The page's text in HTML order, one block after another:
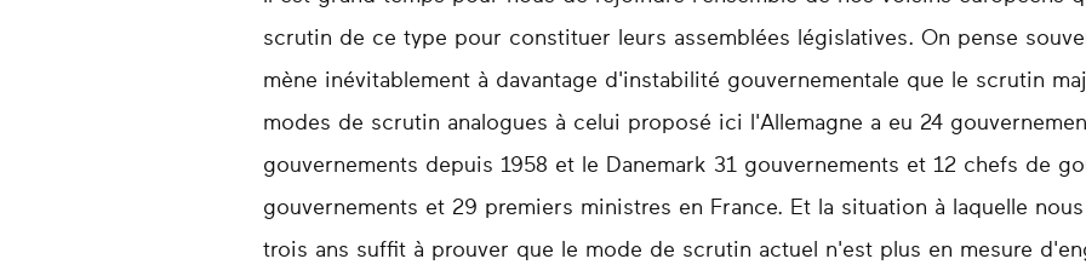
scrutin de ce type pour constituer leurs assemblées législatives. On pense
mène inévitablement à davantage d'instabilité gouvernementale que le scrutin
modes de scrutin analogues à celui proposé ici l'Allemagne a eu 24
gouvernements depuis 1958 et le Danemark 31 gouvernements et 12 chefs de
gouvernements et 29 premiers ministres en France. Et la situation à laquelle
trois ans suffit à prouver que le mode de scrutin actuel n'est plus en mesure